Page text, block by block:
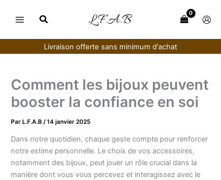
Livraison offerte sans minimum d'achat
Comment les bijoux peuvent
booster la confiance en soi
ParL.F.A.B /14 janvier 2025
Dans notre quotidien, chaque geste compte pour renforcer
notre estime personnelle. Le choix de vos accessoires,
notamment des bijoux, peut jouer un rôle crucial dans la
manière dont vous vous percevez et interagissez avec le